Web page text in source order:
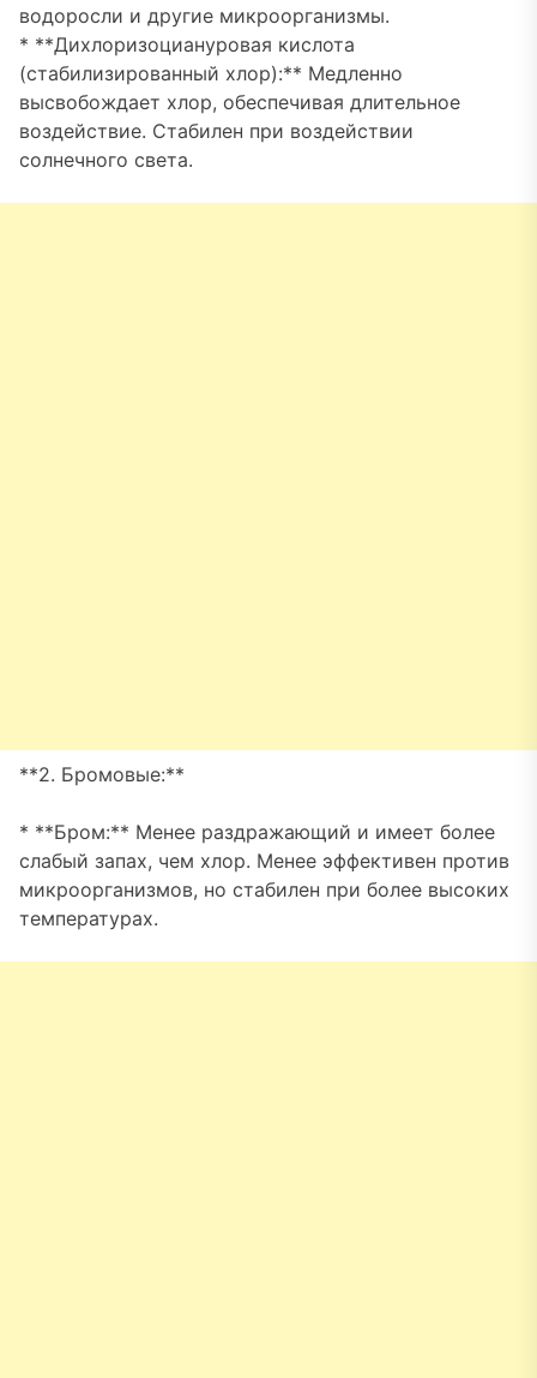
водоросли и другие микроорганизмы.
* **Дихлоризоциануровая кислота
(стабилизированный хлор):** Медленно
высвобождает хлор, обеспечивая длительное
воздействие. Стабилен при воздействии
солнечного света.
**2. Бромовые:**
* **Бром:** Менее раздражающий и имеет более
слабый запах, чем хлор. Менее эффективен против
микроорганизмов, но стабилен при более высоких
температурах.